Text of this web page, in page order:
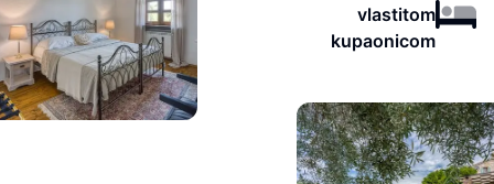
vlastitom
kupaonicom